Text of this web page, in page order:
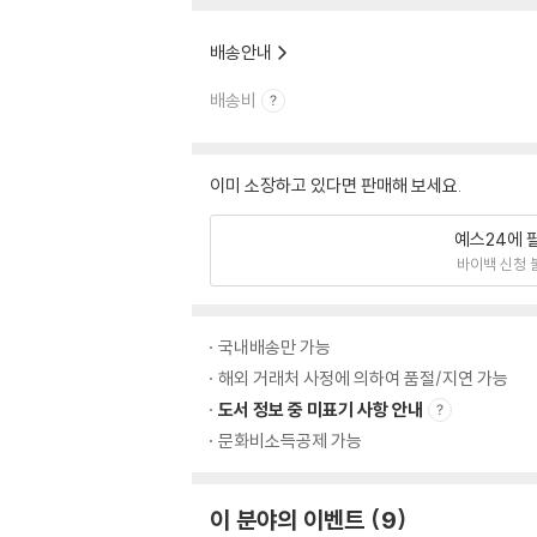
배송안내
배송비
이미 소장하고 있다면 판매해 보세요.
예스24에
바이백 신청
국내배송만 가능
해외 거래처 사정에 의하여 품절/지연 가능
도서 정보 중 미표기 사항 안내
문화비소득공제 가능
이 분야의 이벤트 9